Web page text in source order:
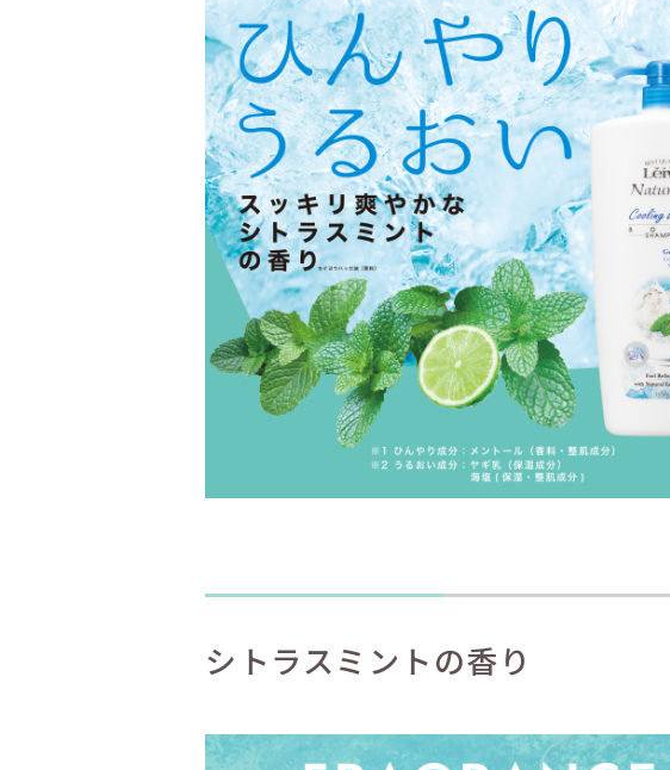
シトラスミントの香り